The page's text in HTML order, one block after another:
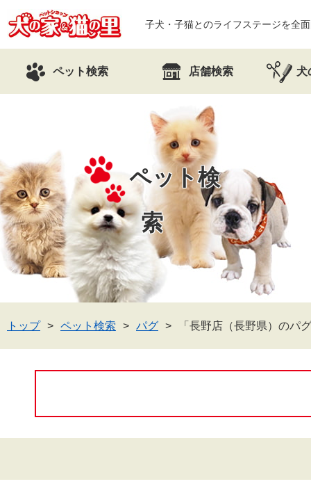
子犬・子猫とのライフステージを全
ペット検索 店舗検索 犬
ペット検
索
トップ ペット検索 パグ 「長野店（長野県）のパ